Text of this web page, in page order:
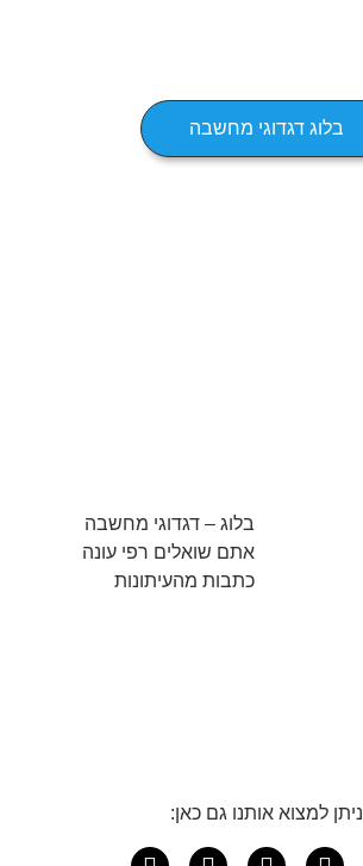
בלוג דגדוגי מחשבה
בלוג – דגדוגי מחשבה
אתם שואלים רפי עונה
כתבות מהעיתונות
ניתן למצוא אותנו גם כאן: